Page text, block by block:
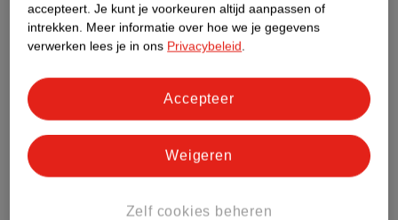
Nature Impact Score
Dit product heeft (nog) geen Nature
Meer informatie
Bestel & Bezorginformatie
accepteert. Je kunt je voorkeuren altijd aanpassen of
intrekken. Meer informatie over hoe we je gegevens
verwerken lees je in ons Privacybeleid.
Zelf cookies beheren
Weigeren
Accepteer